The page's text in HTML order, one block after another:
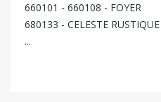
660101 - 660108 - FOYER
680133 - CELESTE RUSTIQUE
...